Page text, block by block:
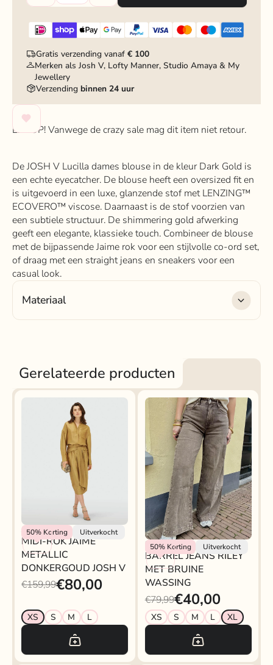
Gratis verzending vanaf€ 100
Merken als Josh V, Lofty Manner, Studio Amaya & My
Jewellery
Verzendingbinnen 24 uur
LET OP! Vanwege de crazy sale mag dit item niet retour.
De JOSH V Lucilla dames blouse in de kleur Dark Gold is
een echte eyecatcher. De blouse heeft een oversized fit en
is uitgevoerd in een luxe, glanzende stof met LENZING™
ECOVERO™ viscose. Daarnaast is de stof voorzien van
een subtiele structuur. De shimmering gold afwerking
geeft een elegante, klassieke touch. Combineer de blouse
met de bijpassende Jaime rok voor een stijlvolle co-ord set,
of draag met een straight jeans en sneakers voor een
casual look.
Materiaal
Gerelateerde producten
50% Korting Uitverkocht
Josh V
MIDI-ROK JAIME
METALLIC
DONKERGOUD JOSH V
€159,99€80,00
XS S M L
50%Korting Uitverkocht
Rokjeklokje
BARREL JEANS RILEY
MET BRUINE
WASSING
€79,99€40,00
XS S M L XL